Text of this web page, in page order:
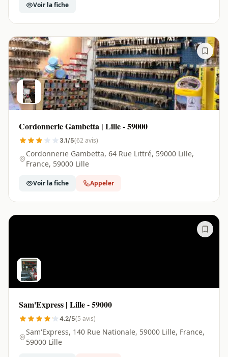
Voir la fiche
Cordonnerie Gambetta | Lille - 59000
3.1/5(62 avis)
Cordonnerie Gambetta, 64 Rue Littré, 59000 Lille,
France, 59000 Lille
Voir la fiche Appeler
Sam'Express | Lille - 59000
4.2/5(5 avis)
Sam'Express, 140 Rue Nationale, 59000 Lille, France,
59000 Lille